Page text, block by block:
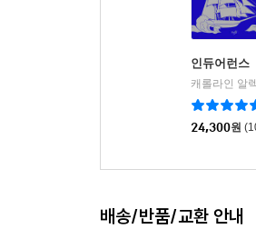
인듀어런스
24,300원
배송/반품/교환 안내